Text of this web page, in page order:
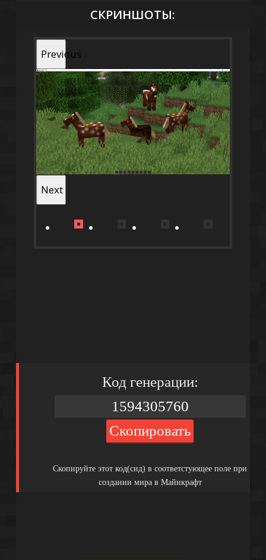
СКРИНШОТЫ:
Previous
Next
Код генерации:
Скопировать
Скопируйте этот код(сид) в соответстующее поле при
создании мира в Майнкрафт